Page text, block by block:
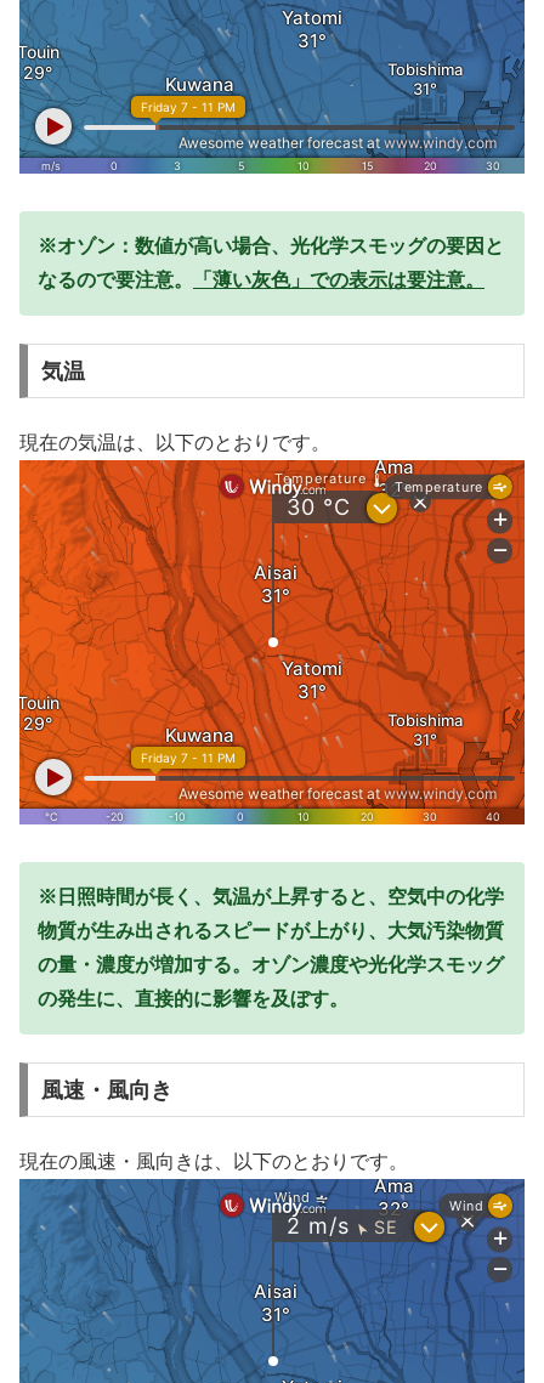
※オゾン：数値が高い場合、光化学スモッグの要因と
なるので要注意。
「薄い灰色」での表示は要注意。
気温
現在の気温は、以下のとおりです。
※日照時間が長く、気温が上昇すると、空気中の化学
物質が生み出されるスピードが上がり、大気汚染物質
の量・濃度が増加する。オゾン濃度や光化学スモッグ
の発生に、直接的に影響を及ぼす。
風速・風向き
現在の風速・風向きは、以下のとおりです。